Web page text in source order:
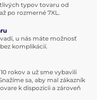
typov tovaru od
po rozmerné 7XL.
u nás máte možnosť
komplikácií.
rokov a už sme vybavili
sa, aby mal zákazník
k dispozícii a zároveň